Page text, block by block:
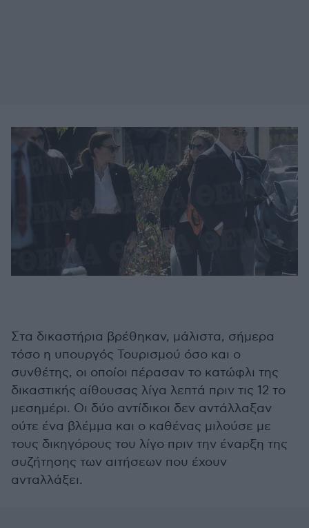
Στα δικαστήρια βρέθηκαν, μάλιστα, σήμερα
τόσο η υπουργός Τουρισμού όσο και ο
συνθέτης, οι οποίοι πέρασαν το κατώφλι της
δικαστικής αίθουσας λίγα λεπτά πριν τις 12 τo
μεσημέρι. Οι δύο αντίδικοι δεν αντάλλαξαν
ούτε ένα βλέμμα και ο καθένας μιλούσε με
τους δικηγόρους του λίγο πριν την έναρξη της
συζήτησης των αιτήσεων που έχουν
ανταλλάξει.